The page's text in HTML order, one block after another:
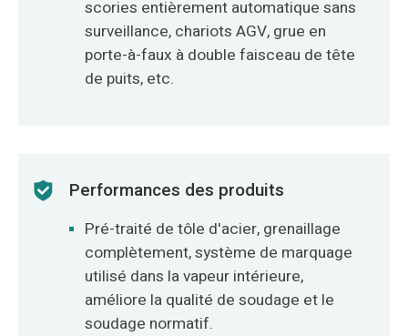
scories entièrement automatique sans
surveillance, chariots AGV, grue en
porte-à-faux à double faisceau de tête
de puits, etc.
Performances des produits
Pré-traité de tôle d'acier, grenaillage
complètement, système de marquage
utilisé dans la vapeur intérieure,
améliore la qualité de soudage et le
soudage normatif.